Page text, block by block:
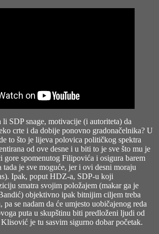
SDP snage, motivacije (i autoriteta) da
crte i da dobije ponovno gradonačelnika? U
to što je lijeva polovica političkog spektra
od ove desne i u biti to je sve što mu je
gore spomenutog Filipovića i osigura barem
je sve moguće, jer i ovi desni moraju
Ipak, poput HDZ-a, SDP-u koji
smatra svojim položajem (makar ga je
objektivno ipak bitnijim ciljem treba
pa se nadam da će umjesto uobičajenog reda
puta u skupštinu biti predloženi ljudi od
je tu sasvim sigurno dobar početak.